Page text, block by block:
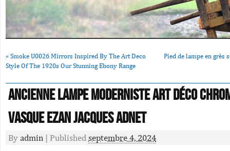
« Smoke U0026 Mirrors Inspired By The Art Deco
Style Of The 1920s Our Stunning Ebony Range
Pied de lampe en grès
Ancienne Lampe Moderniste Art Déco
Vasque Ezan Jacques Adnet
By admin | Published septembre 4, 2024